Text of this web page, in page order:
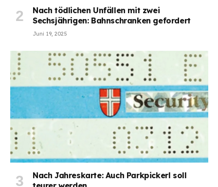
Nach tödlichen Unfällen mit zwei
Sechsjährigen: Bahnschranken gefordert
Juni 19, 2025
Nach Jahreskarte: Auch Parkpickerl soll